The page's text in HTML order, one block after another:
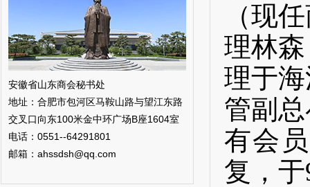
安徽省山东商会秘书处
地址：合肥市包河区马鞍山路与望江东路
交叉口向东100米金中环广场B座1604室
电话：0551--64291801
邮箱：ahssdsh@qq.com
（现
理林
理于
管副总
有会
复，